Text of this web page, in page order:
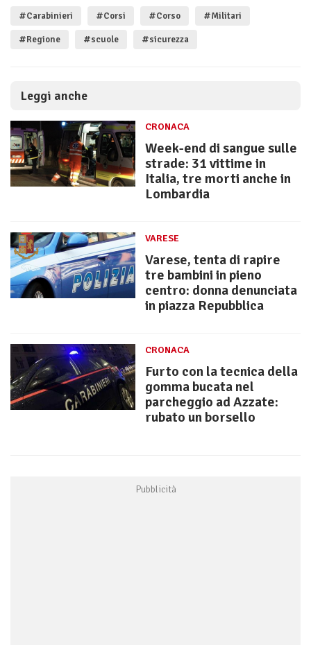
#Carabinieri #Corsi #Corso #Militari
#Regione #scuole #sicurezza
Leggi anche
CRONACA
Week-end di sangue sulle
strade: 31 vittime in
Italia, tre morti anche in
Lombardia
VARESE
Varese, tenta di rapire
tre bambini in pieno
centro: donna denunciata
in piazza Repubblica
CRONACA
Furto con la tecnica della
gomma bucata nel
parcheggio ad Azzate:
rubato un borsello